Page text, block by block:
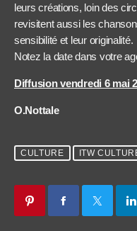
leurs créations, loin des
revisitent aussi les
sensibilité et leur originalité.
Notez la date dans votre
Diffusion vendredi 6 mai
O.Nottale
CULTURE ITW